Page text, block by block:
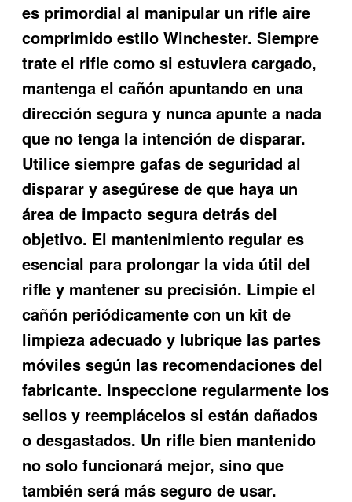
es primordial al manipular un rifle aire
comprimido estilo Winchester. Siempre
trate el rifle como si estuviera cargado,
mantenga el cañón apuntando en una
dirección segura y nunca apunte a nada
que no tenga la intención de disparar.
Utilice siempre gafas de seguridad al
disparar y asegúrese de que haya un
área de impacto segura detrás del
objetivo. El mantenimiento regular es
esencial para prolongar la vida útil del
rifle y mantener su precisión. Limpie el
cañón periódicamente con un kit de
limpieza adecuado y lubrique las partes
móviles según las recomendaciones del
fabricante. Inspeccione regularmente los
sellos y reemplácelos si están dañados
o desgastados. Un rifle bien mantenido
no solo funcionará mejor, sino que
también será más seguro de usar.